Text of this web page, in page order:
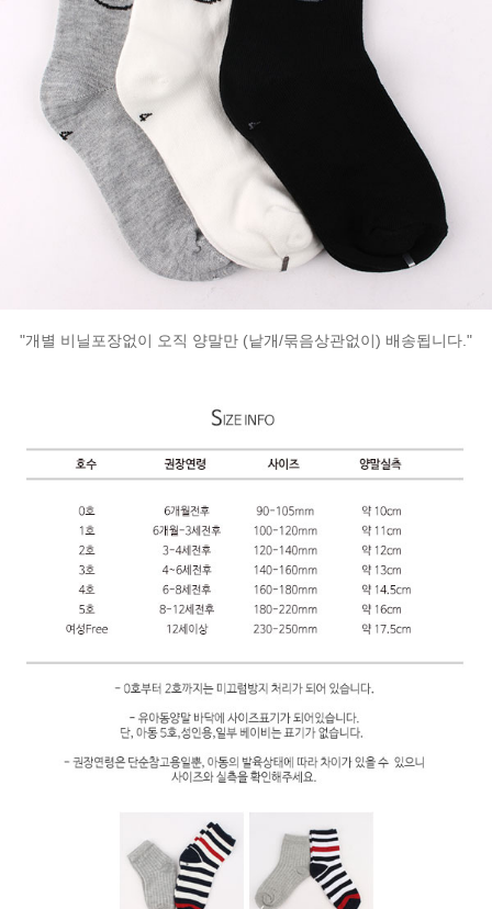
"개별 비닐포장없이 오직 양말만 (낱개/묶음상관없이) 배송됩니다."